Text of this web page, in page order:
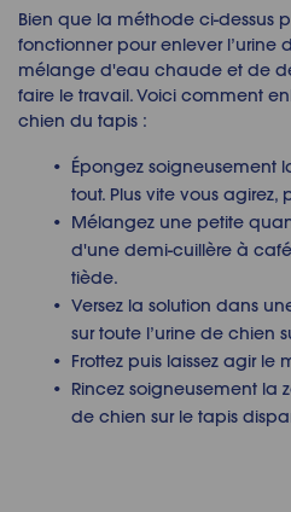
Bien que la méthode ci-dessus
fonctionner pour enlever l’urine
mélange d'eau chaude et de
faire le travail. Voici comment
chien du tapis :
Épongez soigneusement
tout. Plus vite vous agirez,
Mélangez une petite
d'une demi-cuillère à
tiède.
Versez la solution dans
sur toute l’urine de chien
Frottez puis laissez agir le
Rincez soigneusement la
de chien sur le tapis